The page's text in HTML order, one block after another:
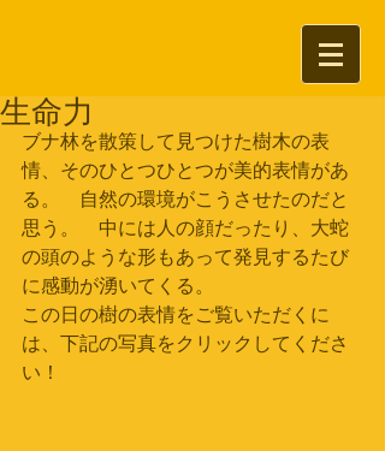
生命力
ブナ林を散策して見つけた樹木の表
情、そのひとつひとつが美的表情があ
る。　自然の環境がこうさせたのだと
思う。　中には人の顔だったり、大蛇
の頭のような形もあって発見するたび
に感動が湧いてくる。
この日の樹の表情をご覧いただくに
は、下記の写真をクリックしてくださ
い！